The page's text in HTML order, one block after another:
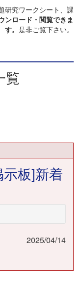
研究ワークシート、課
ンロード・閲覧できま
す。 是非ご覧下さい。
覧
板]新着
2025/04/14